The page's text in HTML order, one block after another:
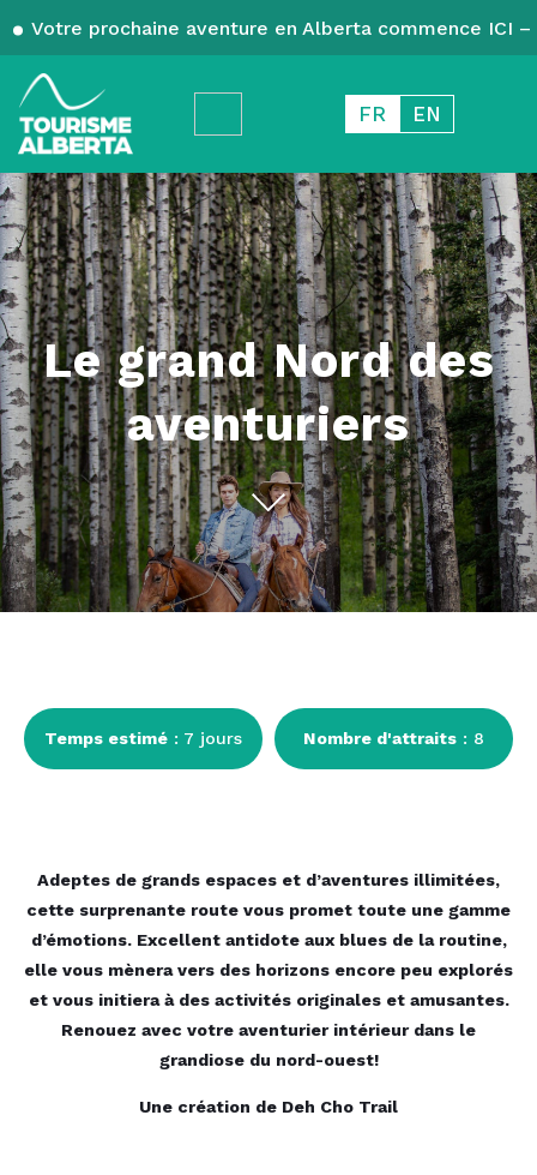
Votre prochaine aventure en Alberta commence ICI
FR EN
Le grand Nord des
aventuriers
Temps estimé : 7 jours Nombre d'attraits : 8
Adeptes de grands espaces et d’aventures illimitées,
cette surprenante route vous promet toute une gamme
d’émotions. Excellent antidote aux blues de la routine,
elle vous mènera vers des horizons encore peu explorés
et vous initiera à des activités originales et amusantes.
Renouez avec votre aventurier intérieur dans le
grandiose du nord-ouest!
Une création de Deh Cho Trail